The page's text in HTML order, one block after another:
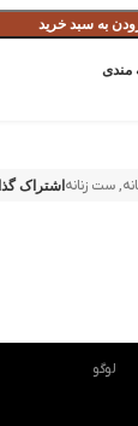
به سبد خرید
مندی
, ست زنانه اشتراک